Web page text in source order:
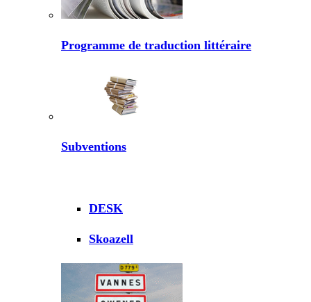
Programme de traduction littéraire
Subventions
DESK
Skoazell